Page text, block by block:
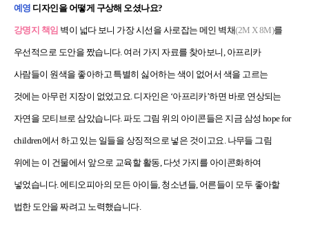
예영 디자인을 어떻게 구상해 오셨나요?
강명지 책임 벽이 넓다 보니 가장 시선을 사로잡는 메인 벽채(2M X 8M)를
우선적으로 도안을 짰습니다. 여러 가지 자료를 찾아보니, 아프리카
사람들이 원색을 좋아하고 특별히 싫어하는 색이 없어서 색을 고르는
것에는 아무런 지장이 없었고요. 디자인은 ‘아프리카’하면 바로 연상되는
자연을 모티브로 삼았습니다. 파도 그림 위의 아이콘들은 지금 삼성 hope for
children에서 하고 있는 일들을 상징적으로 넣은 것이고요. 나무들 그림
위에는 이 건물에서 앞으로 교육할 활동, 다섯 가지를 아이콘화하여
넣었습니다. 에티오피아의 모든 아이들, 청소년들, 어른들이 모두 좋아할
법한 도안을 짜려고 노력했습니다.